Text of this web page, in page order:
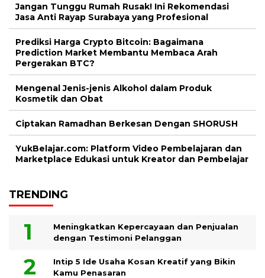
Jangan Tunggu Rumah Rusak! Ini Rekomendasi
Jasa Anti Rayap Surabaya yang Profesional
Prediksi Harga Crypto Bitcoin: Bagaimana
Prediction Market Membantu Membaca Arah
Pergerakan BTC?
Mengenal Jenis-jenis Alkohol dalam Produk
Kosmetik dan Obat
Ciptakan Ramadhan Berkesan Dengan SHORUSH
YukBelajar.com: Platform Video Pembelajaran dan
Marketplace Edukasi untuk Kreator dan Pembelajar
TRENDING
Meningkatkan Kepercayaan dan Penjualan
dengan Testimoni Pelanggan
Intip 5 Ide Usaha Kosan Kreatif yang Bikin
Kamu Penasaran